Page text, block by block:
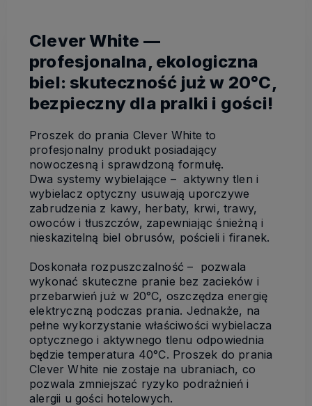
Clever White —
profesjonalna, ekologiczna
biel: skuteczność już w 20°C,
bezpieczny dla pralki i gości!
Proszek do prania Clever White to
profesjonalny produkt posiadający
nowoczesną i sprawdzoną formułę.
Dwa systemy wybielające – aktywny tlen i
wybielacz optyczny usuwają uporczywe
zabrudzenia z kawy, herbaty, krwi, trawy,
owoców i tłuszczów, zapewniając śnieżną i
nieskazitelną biel obrusów, pościeli i firanek.
Doskonała rozpuszczalność – pozwala
wykonać skuteczne pranie bez zacieków i
przebarwień już w 20°C, oszczędza energię
elektryczną podczas prania. Jednakże, na
pełne wykorzystanie właściwości wybielacza
optycznego i aktywnego tlenu odpowiednia
będzie temperatura 40°C. Proszek do prania
Clever White nie zostaje na ubraniach, co
pozwala zmniejszać ryzyko podrażnień i
alergii u gości hotelowych.